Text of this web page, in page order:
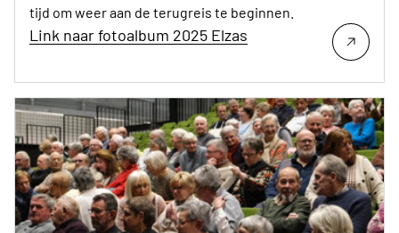
tijd om weer aan de terugreis te beginnen.
Link naar fotoalbum 2025 Elzas